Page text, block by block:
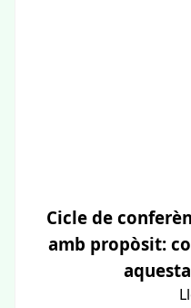
Cicle de
amb propòsit: